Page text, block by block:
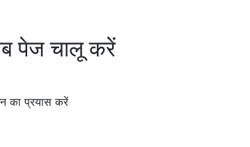
पेज चालू करें
का प्रयास करें